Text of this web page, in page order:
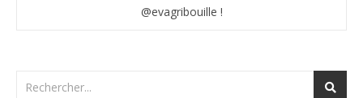
@evagribouille !